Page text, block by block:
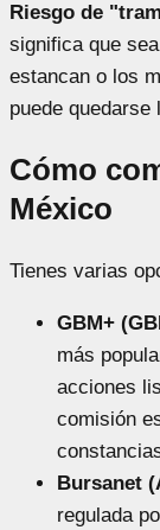
Riesgo de
significa que
estancan o los
puede quedarse
Cómo
México
Tienes varias
GBM+
más
acciones
comisión
Bursanet
regulada